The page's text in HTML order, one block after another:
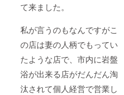
て来ました。
私が言うのもなんですがこ
の店は妻の人柄でもってい
たような店で、市内に岩盤
浴が出来る店がだんだん淘
汰されて個人経営で営業し